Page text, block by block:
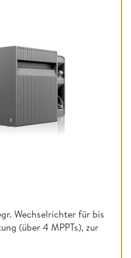
Wechselrichter für bis
(über 4 MPPTs), zur